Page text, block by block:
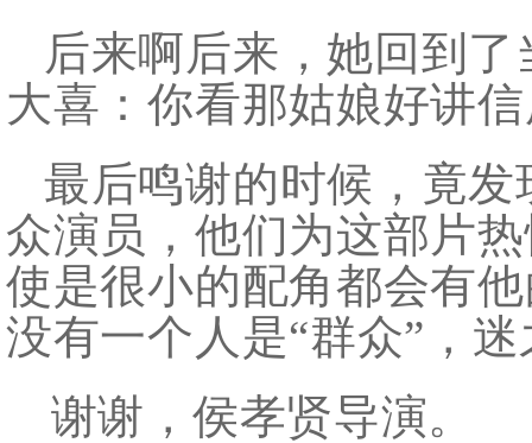
后来啊后来，她回到
大喜：你看那姑娘好讲
最后鸣谢的时候，竟
众演员，他们为这部片
使是很小的配角都会有
没有一个人是“群众”，
谢谢，侯孝贤导演。